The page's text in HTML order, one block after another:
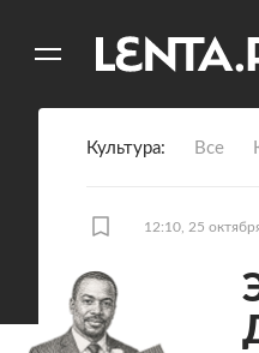
Культура Все
12:10, 25